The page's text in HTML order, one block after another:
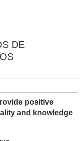
DE
positive
and knowledge